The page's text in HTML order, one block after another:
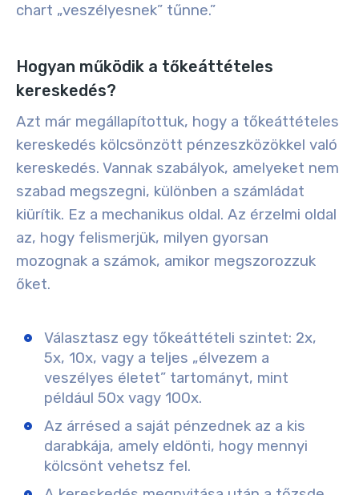
chart „veszélyesnek” tűnne.”
Hogyan működik a tőkeáttételes
kereskedés?
Azt már megállapítottuk, hogy a tőkeáttételes
kereskedés kölcsönzött pénzeszközökkel való
kereskedés. Vannak szabályok, amelyeket nem
szabad megszegni, különben a számládat
kiürítik. Ez a mechanikus oldal. Az érzelmi oldal
az, hogy felismerjük, milyen gyorsan
mozognak a számok, amikor megszorozzuk
őket.
Választasz egy tőkeáttételi szintet: 2x,
5x, 10x, vagy a teljes „élvezem a
veszélyes életet” tartományt, mint
például 50x vagy 100x.
Az árrésed a saját pénzednek az a kis
darabkája, amely eldönti, hogy mennyi
kölcsönt vehetsz fel.